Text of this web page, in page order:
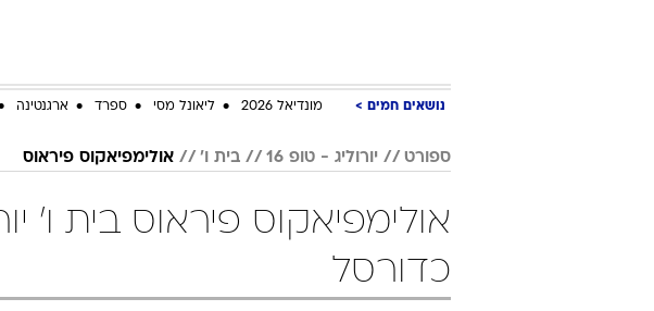
ליגה א' דרום אמריקה
נושאים חמים מונדיאל 2026 ליאונל מסי ספרד ארגנטינה
ספורט יורוליג - טופ 16 בית ו' אולימפיאקוס פיראוס
כדורסל